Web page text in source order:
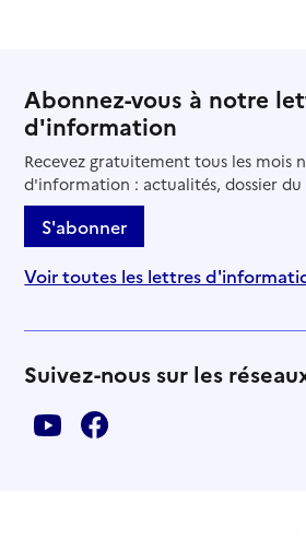
Abonnez-vous à notre
d'information
Recevez gratuitement tous les mois
d'information : actualités, dossier du
S'abonner
Voir toutes les lettres
Suivez-nous sur les